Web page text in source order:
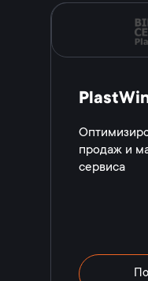
продаж и
сервиса